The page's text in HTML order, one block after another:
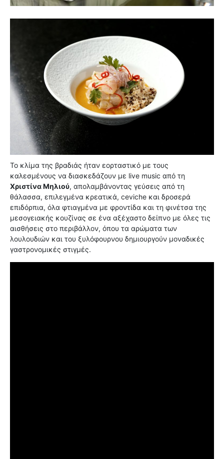
Το κλίμα της βραδιάς ήταν εορταστικό με τους
καλεσμένους να διασκεδάζουν με live music από τη
Χριστίνα Μηλιού, απολαμβάνοντας γεύσεις από τη
θάλασσα, επιλεγμένα κρεατικά, ceviche και δροσερά
επιδόρπια, όλα φτιαγμένα με φροντίδα και τη φινέτσα της
μεσογειακής κουζίνας σε ένα αξέχαστο δείπνο με όλες τις
αισθήσεις στο περιβάλλον, όπου τα αρώματα των
λουλουδιών και του ξυλόφουρνου δημιουργούν μοναδικές
γαστρονομικές στιγμές.